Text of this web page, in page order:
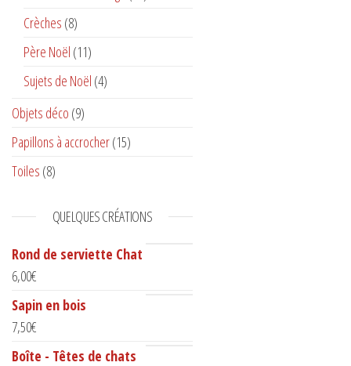
Crèches (8)
Père Noël (11)
Sujets de Noël (4)
Objets déco (9)
Papillons à accrocher(15)
Toiles (8)
QUELQUES CRÉATIONS
Rond de serviette Chat
6,00€
Sapin en bois
7,50€
Boîte - Têtes de chats